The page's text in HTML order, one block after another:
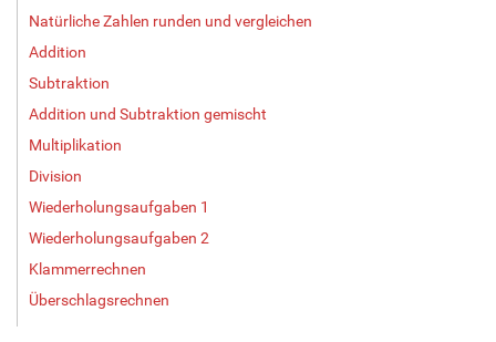
Natürliche Zahlen runden und vergleichen
Addition
Subtraktion
Addition und Subtraktion gemischt
Multiplikation
Division
Wiederholungsaufgaben 1
Wiederholungsaufgaben 2
Klammerrechnen
Überschlagsrechnen